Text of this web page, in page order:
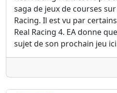
saga de jeux de courses
Racing. Il est vu par
Real Racing 4. EA donne
sujet de son prochain jeu